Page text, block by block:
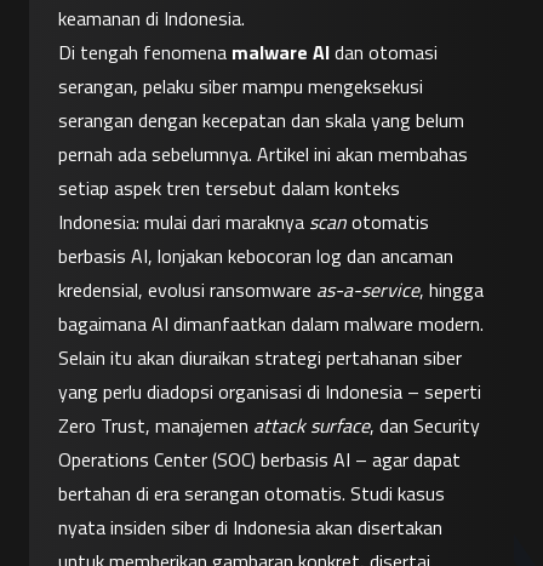
keamanan di Indonesia.
Di tengah fenomena malware AI dan otomasi
serangan, pelaku siber mampu mengeksekusi
serangan dengan kecepatan dan skala yang belum
pernah ada sebelumnya. Artikel ini akan membahas
setiap aspek tren tersebut dalam konteks
Indonesia: mulai dari maraknya scan otomatis
berbasis AI, lonjakan kebocoran log dan ancaman
kredensial, evolusi ransomware as-a-service, hingga
bagaimana AI dimanfaatkan dalam malware modern.
Selain itu akan diuraikan strategi pertahanan siber
yang perlu diadopsi organisasi di Indonesia – seperti
Zero Trust, manajemen attack surface, dan Security
Operations Center (SOC) berbasis AI – agar dapat
bertahan di era serangan otomatis. Studi kasus
nyata insiden siber di Indonesia akan disertakan